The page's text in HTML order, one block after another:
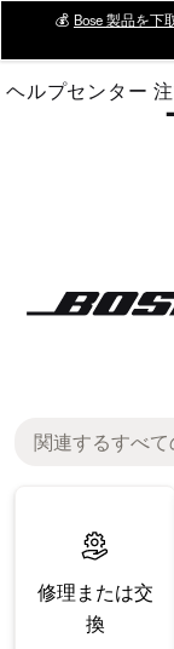
Main
💰 Bose 製品を
ヘルプセンター
修理または交
換